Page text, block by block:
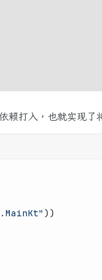
赖打入，也就实现了
))